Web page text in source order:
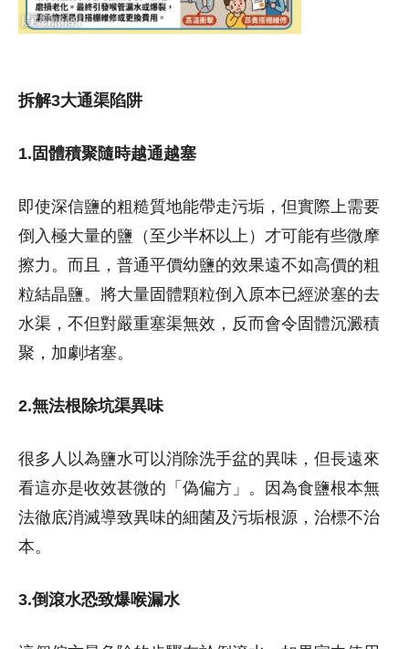
拆解3大通渠陷阱
1.固體積聚隨時越通越塞
即使深信鹽的粗糙質地能帶走污垢，但實際上需要
倒入極大量的鹽（至少半杯以上）才可能有些微摩
擦力。而且，普通平價幼鹽的效果遠不如高價的粗
粒結晶鹽。將大量固體顆粒倒入原本已經淤塞的去
水渠，不但對嚴重塞渠無效，反而會令固體沉澱積
聚，加劇堵塞。
2.無法根除坑渠異味
很多人以為鹽水可以消除洗手盆的異味，但長遠來
看這亦是收效甚微的「偽偏方」。因為食鹽根本無
法徹底消滅導致異味的細菌及污垢根源，治標不治
本。
3.倒滾水恐致爆喉漏水